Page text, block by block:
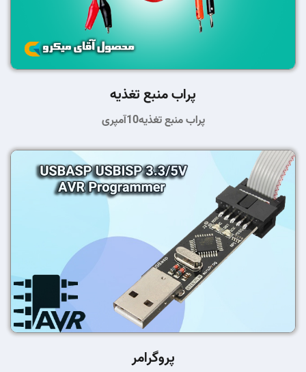
پراب منبع تغذیه
پراب منبع تغذیه10آمپری
پروگرامر